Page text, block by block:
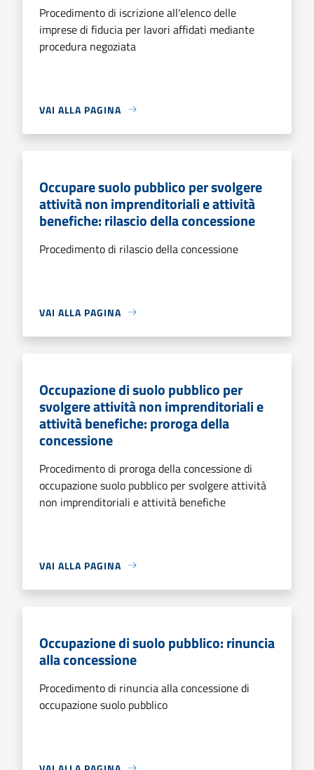
Procedimento di iscrizione all'elenco delle
imprese di fiducia per lavori affidati mediante
procedura negoziata
VAI ALLA PAGINA
Occupare suolo pubblico per svolgere
attività non imprenditoriali e attività
benefiche: rilascio della concessione
Procedimento di rilascio della concessione
VAI ALLA PAGINA
Occupazione di suolo pubblico per
svolgere attività non imprenditoriali e
attività benefiche: proroga della
concessione
Procedimento di proroga della concessione di
occupazione suolo pubblico per svolgere attività
non imprenditoriali e attività benefiche
VAI ALLA PAGINA
Occupazione di suolo pubblico: rinuncia
alla concessione
Procedimento di rinuncia alla concessione di
occupazione suolo pubblico